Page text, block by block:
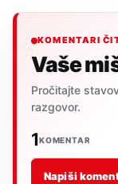
KOMENTARI
Vaše
Pročitajte
razgovor.
1KOMENTAR
Napiši